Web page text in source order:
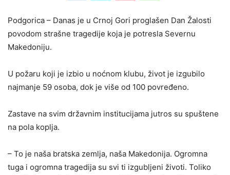
Podgorica – Danas je u Crnoj Gori proglašen Dan Žalosti
povodom strašne tragedije koja je potresla Severnu
Makedoniju.
U požaru koji je izbio u noćnom klubu, život je izgubilo
najmanje 59 osoba, dok je više od 100 povređeno.
Zastave na svim državnim institucijama jutros su spuštene
na pola koplja.
– To je naša bratska zemlja, naša Makedonija. Ogromna
tuga i ogromna tragedija su svi ti izgubljeni životi. Toliko